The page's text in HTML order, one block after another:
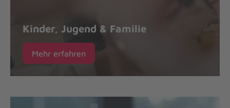
Kinder, Jugend & Familie
Mehr erfahren